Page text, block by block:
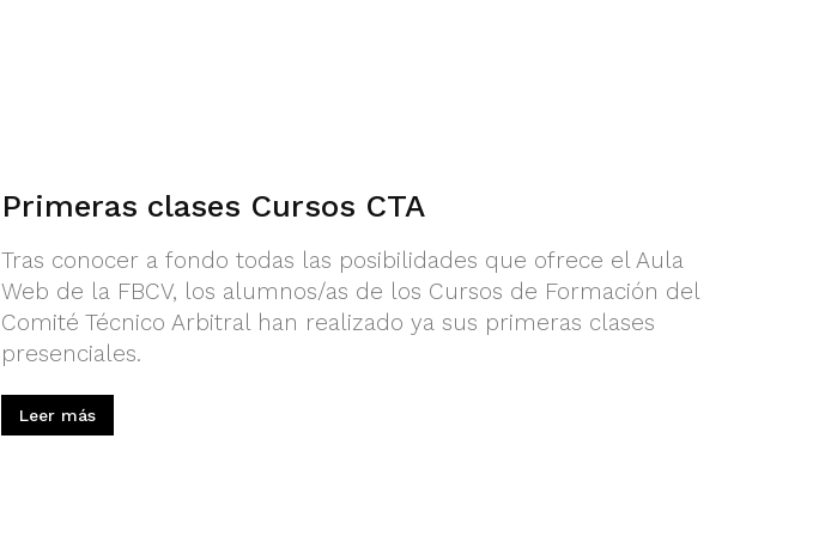
Primeras clases Cursos CTA
Tras conocer a fondo todas las posibilidades que ofrece el Aula
Web de la FBCV, los alumnos/as de los Cursos de Formación del
Comité Técnico Arbitral han realizado ya sus primeras clases
presenciales.
Leer más